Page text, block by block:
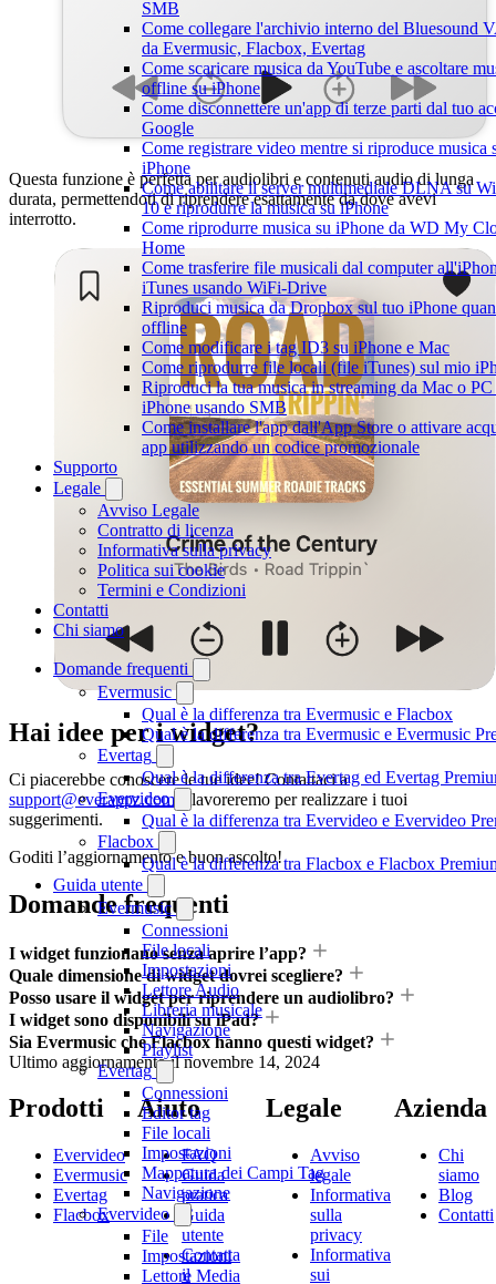
SMB
Come collegare l'archivio interno del Bluesound
da Evermusic, Flacbox, Evertag
Come scaricare musica da YouTube e ascoltare
offline su iPhone
Come disconnettere un'app di terze parti dal tuo
Google
Come registrare video mentre si riproduce musica
iPhone
Come abilitare il server multimediale DLNA su
10 e riprodurre la musica su iPhone
Come riprodurre musica su iPhone da WD My
Home
Come trasferire file musicali dal computer
iTunes usando WiFi-Drive
Riproduci musica da Dropbox sul tuo iPhone
offline
Come modificare i tag ID3 su iPhone e Mac
Come riprodurre file locali (file iTunes) sul mio
Riproduci la tua musica in streaming da Mac o PC
iPhone usando SMB
Come installare l'app dall'App Store o attivare
app utilizzando un codice promozionale
Supporto
Legale
Avviso Legale
Contratto di licenza
Informativa sulla privacy
Politica sui cookie
Termini e Condizioni
Contatti
Chi siamo
Domande frequenti
Evermusic
Qual è la differenza tra Evermusic e Flacbox
Qual è la differenza tra Evermusic e Evermusic
Evertag
Qual è la differenza tra Evertag ed Evertag
Evervideo
Qual è la differenza tra Evervideo e Evervideo
Flacbox
Qual è la differenza tra Flacbox e Flacbox
Guida utente
Evermusic
Connessioni
File locali
Impostazioni
Lettore Audio
Libreria musicale
Navigazione
Playlist
Evertag
Connessioni
Editor tag
File locali
Impostazioni
Mappatura dei Campi Tag
Navigazione
Evervideo
File
Impostazioni
Lettore Media
Questa funzione è perfetta per audiolibri e contenuti audio di lunga
durata, permettendoti di riprendere esattamente da dove avevi
interrotto.
Hai idee per i widget?
Ci piacerebbe conoscere le tue idee! Contattaci a
support@everappz.com e lavoreremo per realizzare i tuoi
suggerimenti.
Goditi l’aggiornamento e buon ascolto!
Domande frequenti
I widget funzionano senza aprire l’app?
Quale dimensione di widget dovrei scegliere?
Posso usare il widget per riprendere un audiolibro?
I widget sono disponibili su iPad?
Sia Evermusic che Flacbox hanno questi widget?
Ultimo aggiornamento ilnovembre 14, 2024
Prodotti
Evervideo
Evermusic
Evertag
Flacbox
Aiuto
FAQ
Guida
pratica
Guida
utente
Contatta
il
Legale
Avviso
legale
Informativa
sulla
privacy
Informativa
sui
Azienda
Chi
siamo
Blog
Contatti